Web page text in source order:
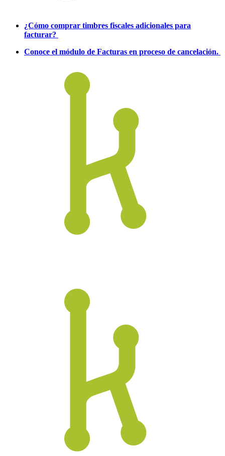
¿Cómo comprar timbres fiscales adicionales para
facturar?
Conoce el módulo de Facturas en proceso de cancelación.